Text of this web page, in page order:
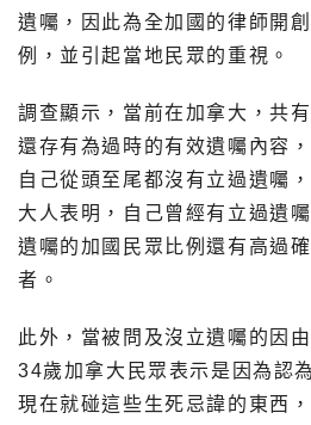
遺囑，因此為全加國的律師開
例，並引起當地民眾的重視。
調查顯示，當前在加拿大，共
還存有為過時的有效遺囑內容
自己從頭至尾都沒有立過遺囑
大人表明，自己曾經有立過遺
遺囑的加國民眾比例還有高過
者。
此外，當被問及沒立遺囑的因
34歲加拿大民眾表示是因為認
現在就碰這些生死忌諱的東西